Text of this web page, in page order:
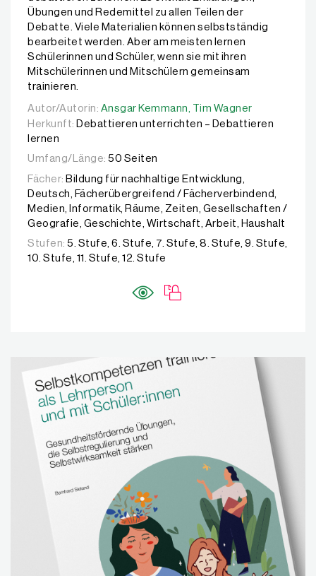
Übungen und Redemittel zu allen Teilen der
Debatte. Viele Materialien können selbstständig
bearbeitet werden. Aber am meisten lernen
Schülerinnen und Schüler, wenn sie mit ihren
Mitschülerinnen und Mitschülern gemeinsam
trainieren.
Autor/Autorin: Ansgar Kemmann, Tim Wagner
Autor/Autorin: Ansgar Kemmann, Tim Wagner
Herkunft: Debattieren unterrichten – Debattieren
lernen
Umfang/Länge: 50 Seiten
Fächer: Bildung für nachhaltige Entwicklung,
Deutsch, Fächerübergreifend / Fächerverbindend,
Medien, Informatik, Räume, Zeiten, Gesellschaften /
Geografie, Geschichte, Wirtschaft, Arbeit, Haushalt
Stufen: 5. Stufe, 6. Stufe, 7. Stufe, 8. Stufe, 9. Stufe,
10. Stufe, 11. Stufe, 12. Stufe